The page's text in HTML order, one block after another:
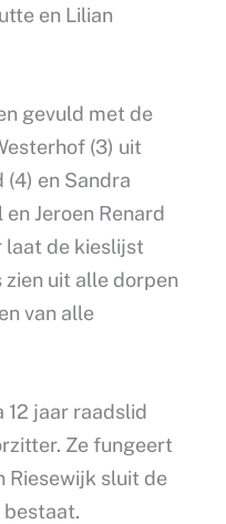
en Lilian
gevuld met de
(3) uit
(4) en Sandra
Jeroen Renard
laat de kieslijst
uit alle dorpen
van alle
12 jaar raadslid
Ze fungeert
Riesewijk sluit de